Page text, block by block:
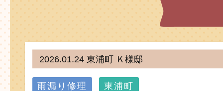
2026.01.24 東浦町 Ｋ様邸
雨漏り修理 東浦町